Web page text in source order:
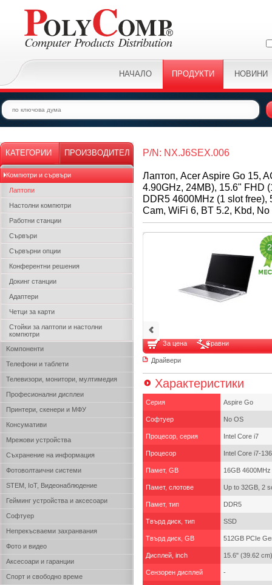
НАЧАЛО ПРОДУКТИ НОВИНИ
КАТЕГОРИИ ПРОИЗВОДИТЕЛ
Компютри и сървъри
Лаптопи
Настолни компютри
Работни станции
Сървъри
Сървърни опции
Конферентни решения
Докинг станции
Адаптери
Четци за карти
Стойки за лаптопи и настолни
компютри
Kомпоненти
Телефони и таблети
Телевизори, монитори, мултимедия
Професионални дисплеи
Принтери, скенери и МФУ
Консумативи
Мрежови устройства
Съхранение на информация
Фотоволтаични системи
STEM, IoT, Видеонаблюдение
Гейминг устройства и аксесоари
Софтуер
Непрекъсваеми захранвания
Фото и видео
Аксесоари и гаранции
Спорт и свободно време
P/N: NX.J6SEX.006
Лаптоп, Acer Aspire Go 15,
4.90GHz, 24MB), 15.6" FHD
DDR5 4600MHz (1 slot
Cam, WiFi 6, BT 5.2, Kbd,
За цена Сравни
Драйвери
Характеристики
Серия Aspire Go
Софтуер No OS
Процесор, серия Intel Core i7
Процесор Intel Core i7-
Памет, GB 16GB
Памет, слотове Up to 32GB, 2
Памет, тип DDR5
Твърд диск, тип SSD
Твърд диск, GB 512GB PCIe
Дисплей, inch 15.6" (39.62
Сензорен дисплей -